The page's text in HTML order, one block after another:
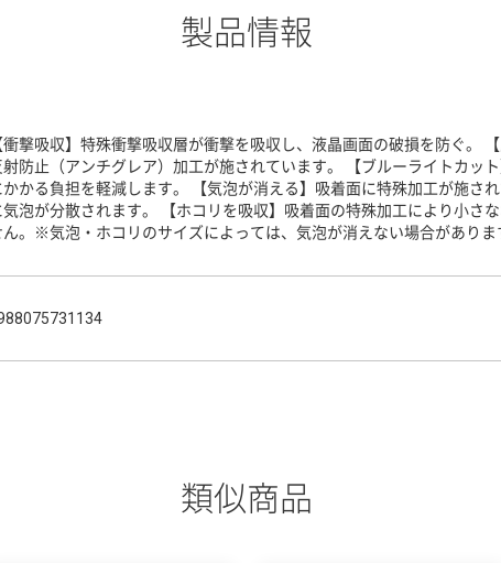
製品情報
衝撃吸収】特殊衝撃吸収層が衝撃を吸収し、液晶画面の破損を防ぐ。
射防止（アンチグレア）加工が施されています。 【ブルーライトカッ
かかる負担を軽減します。 【気泡が消える】吸着面に特殊加工が施さ
気泡が分散されます。 【ホコリを吸収】吸着面の特殊加工により小さ
ん。※気泡・ホコリのサイズによっては、気泡が消えない場合がありま
類似商品